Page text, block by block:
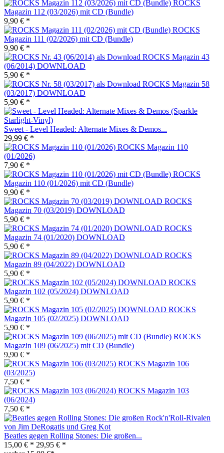
ROCKS
Magazin 112 (03/2026) mit CD (Bundle)
9,90 € *
ROCKS
Magazin 111 (02/2026) mit CD (Bundle)
9,90 € *
ROCKS Magazin 43
(06/2014) DOWNLOAD
5,90 € *
ROCKS Magazin 58
(03/2017) DOWNLOAD
5,90 € *
Sweet - Level Headed: Alternate Mixes & Demos...
29,99 € *
ROCKS Magazin 110
(01/2026)
7,90 € *
ROCKS
Magazin 110 (01/2026) mit CD (Bundle)
9,90 € *
ROCKS
Magazin 70 (03/2019) DOWNLOAD
5,90 € *
ROCKS
Magazin 74 (01/2020) DOWNLOAD
5,90 € *
ROCKS
Magazin 89 (04/2022) DOWNLOAD
5,90 € *
ROCKS
Magazin 102 (05/2024) DOWNLOAD
5,90 € *
ROCKS
Magazin 105 (02/2025) DOWNLOAD
5,90 € *
ROCKS
Magazin 109 (06/2025) mit CD (Bundle)
9,90 € *
ROCKS Magazin 106
(03/2025)
7,50 € *
ROCKS Magazin 103
(06/2024)
7,50 € *
Beatles gegen Rolling Stones: Die großen...
15,00 € * 29,95 € *